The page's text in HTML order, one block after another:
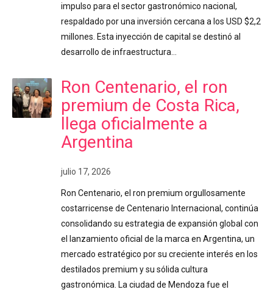
impulso para el sector gastronómico nacional,
respaldado por una inversión cercana a los USD $2,2
millones. Esta inyección de capital se destinó al
desarrollo de infraestructura…
Ron Centenario, el ron
premium de Costa Rica,
llega oficialmente a
Argentina
julio 17, 2026
Ron Centenario, el ron premium orgullosamente
costarricense de Centenario Internacional, continúa
consolidando su estrategia de expansión global con
el lanzamiento oficial de la marca en Argentina, un
mercado estratégico por su creciente interés en los
destilados premium y su sólida cultura
gastronómica. La ciudad de Mendoza fue el